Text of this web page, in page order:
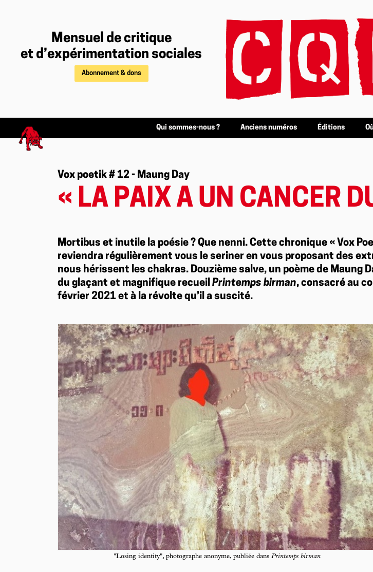
Mensuel de critique
et d’expérimentation sociales
Abonnement & dons
Qui sommes-nous ? Anciens numéros Éditions
Vox poetik # 12 - Maung Day
« LA PAIX A UN CANCER
Mortibus et inutile la poésie ? Que nenni. Cette chronique « Vox
reviendra régulièrement vous le seriner en vous proposant des
nous hérissent les chakras. Douzième salve, un poème de Maung
du glaçant et magnifique recueil Printemps birman, consacré au
février 2021 et à la révolte qu’il a suscité.
"Losing identity", photographe anonyme, publiée dans Printemps birman